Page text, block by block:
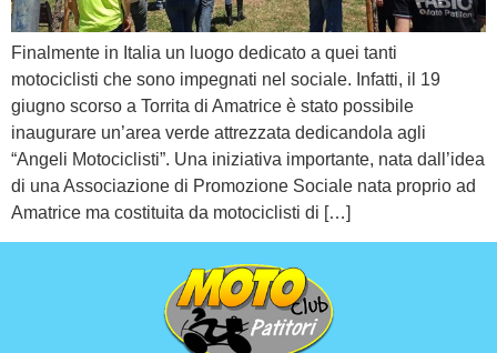
Finalmente in Italia un luogo dedicato a quei tanti
motociclisti che sono impegnati nel sociale. Infatti, il 19
giugno scorso a Torrita di Amatrice è stato possibile
inaugurare un’area verde attrezzata dedicandola agli
“Angeli Motociclisti”. Una iniziativa importante, nata dall’idea
di una Associazione di Promozione Sociale nata proprio ad
Amatrice ma costituita da motociclisti di […]